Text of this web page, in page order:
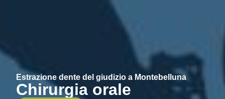
Estrazione dente del giudizio a Montebelluna
Chirurgia orale